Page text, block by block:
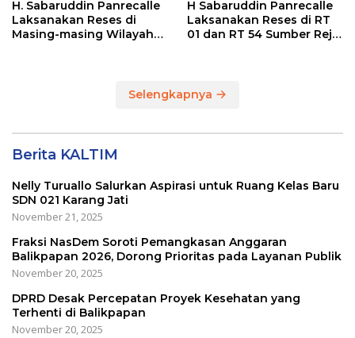
H. Sabaruddin Panrecalle
Laksanakan Reses di
Masing-masing Wilayah
H Sabaruddin Panrecalle
Laksanakan Reses di RT
01 dan RT 54 Sumber Rejo
Selengkapnya
Berita KALTIM
Nelly Turuallo Salurkan Aspirasi untuk Ruang Kelas Baru
SDN 021 Karang Jati
November 21, 2025
Fraksi NasDem Soroti Pemangkasan Anggaran
Balikpapan 2026, Dorong Prioritas pada Layanan Publik
November 20, 2025
DPRD Desak Percepatan Proyek Kesehatan yang
Terhenti di Balikpapan
November 20, 2025